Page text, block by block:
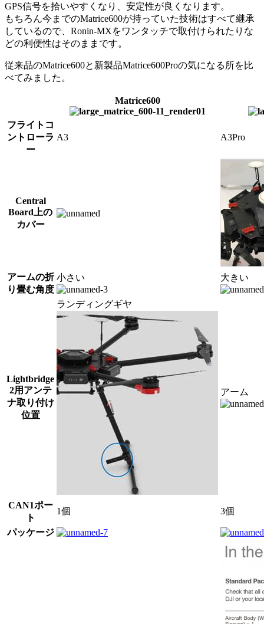
GPS信号を拾いやすくなり、安定性が良くなります。
もちろん今までのMatrice600が持っていた技術はすべて継承
しているので、Ronin-MXをワンタッチで取付けられたりな
どの利便性はそのままです。
従来品のMatrice600と新製品Matrice600Proの気になる所を比
べてみました。
Matrice600
フライトコ
ントローラ
ー
A3 A3Pro
Central
Board上の
カバー
アームの折
り畳む角度
小さい 大きい
Lightbridge
2用アンテ
ナ取り付け
位置
ランディングギヤ
アーム
CAN1ポー
ト
1個 3個
パッケージ